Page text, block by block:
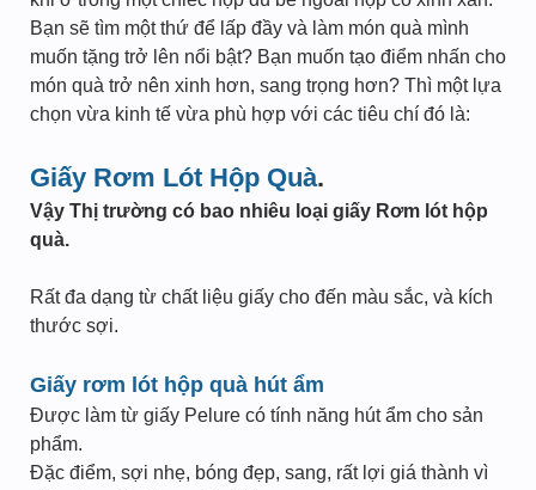
Bạn sẽ tìm một thứ để lấp đầy và làm món quà mình
muốn tặng trở lên nổi bật? Bạn muốn tạo điểm nhấn cho
món quà trở nên xinh hơn, sang trọng hơn? Thì một lựa
chọn vừa kinh tế vừa phù hợp với các tiêu chí đó là:
Giấy Rơm Lót Hộp Quà.
Vậy Thị trường có bao nhiêu loại giấy Rơm lót hộp
quà.
Rất đa dạng từ chất liệu giấy cho đến màu sắc, và kích
thước sợi.
Giấy rơm lót hộp quà hút ẩm
Được làm từ giấy Pelure có tính năng hút ẩm cho sản
phẩm.
Đặc điểm, sợi nhẹ, bóng đẹp, sang, rất lợi giá thành vì